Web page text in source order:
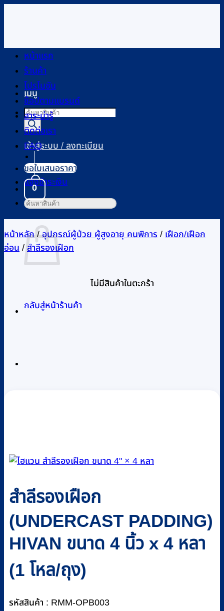
เนื้อหา
เมนู
Products
search
เข้าสู่ระบบ / ลงทะเบียน
0
ตะกร้าสินค้า
ไม่มีสินค้าในตะกร้า
กลับสู่หน้าร้านค้า
หน้าแรก
ร้านค้า
โปรโมชัน
ช้อปตามแบรนด์
สาระน่ารู้
ติดต่อเรา
FAQ
ขอใบเสนอราคา
แจ้งชำระเงิน
ค้นหา:
หน้าหลัก / อุปกรณ์ผู้ป่วย ผู้สูงอายุ คนพิการ / เฝือก/เฝือก
อ่อน / สำลีรองเฝือก
สำลีรองเฝือก
(UNDERCAST PADDING)
HIVAN ขนาด 4 นิ้ว x 4 หลา
(1 โหล/ถุง)
รหัสสินค้า : RMM-OPB003